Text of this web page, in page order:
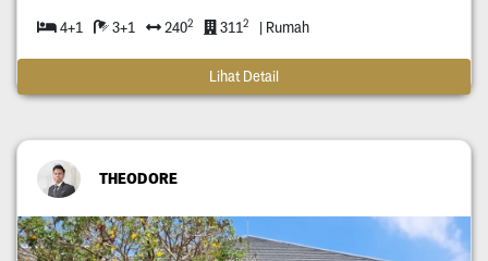
4+1 3+1 2402 3112 | Rumah
Lihat Detail
THEODORE